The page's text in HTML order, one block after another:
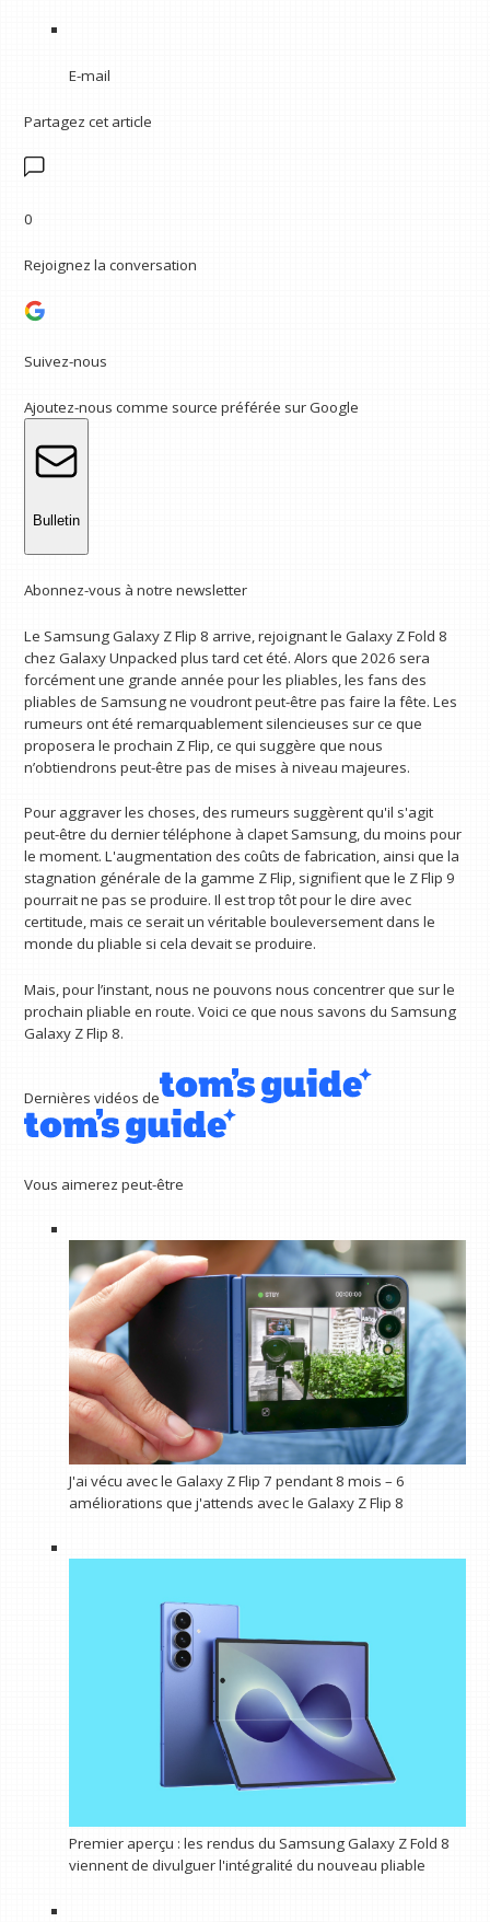
E-mail
Partagez cet article
0
Rejoignez la conversation
Suivez-nous
Ajoutez-nous comme source préférée sur Google
Bulletin
Abonnez-vous à notre newsletter
Le Samsung Galaxy Z Flip 8 arrive, rejoignant le Galaxy Z Fold 8
chez Galaxy Unpacked plus tard cet été. Alors que 2026 sera
forcément une grande année pour les pliables, les fans des
pliables de Samsung ne voudront peut-être pas faire la fête. Les
rumeurs ont été remarquablement silencieuses sur ce que
proposera le prochain Z Flip, ce qui suggère que nous
n’obtiendrons peut-être pas de mises à niveau majeures.
Pour aggraver les choses, des rumeurs suggèrent qu'il s'agit
peut-être du dernier téléphone à clapet Samsung, du moins pour
le moment. L'augmentation des coûts de fabrication, ainsi que la
stagnation générale de la gamme Z Flip, signifient que le Z Flip 9
pourrait ne pas se produire. Il est trop tôt pour le dire avec
certitude, mais ce serait un véritable bouleversement dans le
monde du pliable si cela devait se produire.
Mais, pour l’instant, nous ne pouvons nous concentrer que sur le
prochain pliable en route. Voici ce que nous savons du Samsung
Galaxy Z Flip 8.
Dernières vidéos de
Vous aimerez peut-être
J'ai vécu avec le Galaxy Z Flip 7 pendant 8 mois – 6
améliorations que j'attends avec le Galaxy Z Flip 8
Premier aperçu : les rendus du Samsung Galaxy Z Fold 8
viennent de divulguer l'intégralité du nouveau pliable